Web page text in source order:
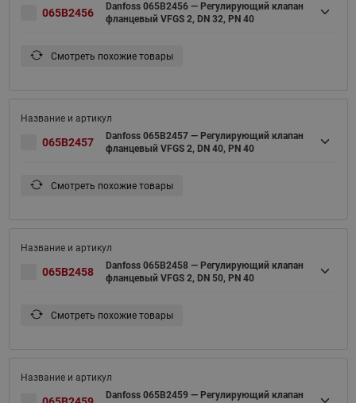
065B2456
Danfoss 065B2456 — Регулирующий клапан
фланцевый VFGS 2, DN 32, PN 40
Смотреть похожие товары
065B2457
Danfoss 065B2457 — Регулирующий клапан
фланцевый VFGS 2, DN 40, PN 40
Смотреть похожие товары
065B2458
Danfoss 065B2458 — Регулирующий клапан
фланцевый VFGS 2, DN 50, PN 40
Смотреть похожие товары
Danfoss 065B2459 — Регулирующий клапан